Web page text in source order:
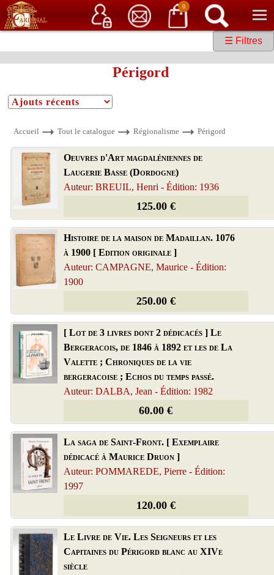
0
Service client 06 15 37 15 37 Librairie de livres anciens & rares
☰ Filtres
Périgord
Accueil Tout le catalogue Régionalisme Périgord
Oeuvres d'Art magdaléniennes de
Laugerie Basse (Dordogne)
Auteur: BREUIL, Henri - Édition: 1936
125.00 €
Histoire de la maison de Madaillan. 1076
à 1900 [ Edition originale ]
Auteur: CAMPAGNE, Maurice - Édition:
1900
250.00 €
[ Lot de 3 livres dont 2 dédicacés ] Le
Bergeracois, de 1846 à 1892 et les de La
Valette ; Chroniques de la vie
bergeracoise ; Echos du temps passé.
Auteur: DALBA, Jean - Édition: 1982
60.00 €
La saga de Saint-Front. [ Exemplaire
dédicacé à Maurice Druon ]
Auteur: POMMAREDE, Pierre - Édition:
1997
120.00 €
Le Livre de Vie. Les Seigneurs et les
Capitaines du Périgord blanc au XIVe
siècle